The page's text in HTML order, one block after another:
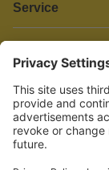
Service
Informationen
Barrierefreiheit
Wir bemühen
Einige Inhalte und
vollständig
benötigen,